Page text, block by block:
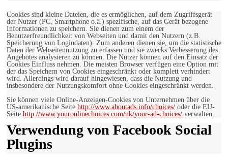
Cookies sind kleine Dateien, die es ermöglichen, auf dem Zugriffsgerät
der Nutzer (PC, Smartphone o.ä.) spezifische, auf das Gerät bezogene
Informationen zu speichern. Sie dienen zum einem der
Benutzerfreundlichkeit von Webseiten und damit den Nutzern (z.B.
Speicherung von Logindaten). Zum anderen dienen sie, um die statistische
Daten der Webseitennutzung zu erfassen und sie zwecks Verbesserung des
Angebotes analysieren zu können. Die Nutzer können auf den Einsatz der
Cookies Einfluss nehmen. Die meisten Browser verfügen eine Option mit
der das Speichern von Cookies eingeschränkt oder komplett verhindert
wird. Allerdings wird darauf hingewiesen, dass die Nutzung und
insbesondere der Nutzungskomfort ohne Cookies eingeschränkt werden.
Sie können viele Online-Anzeigen-Cookies von Unternehmen über die
US-amerikanische Seite http://www.aboutads.info/choices/ oder die EU-
Seite http://www.youronlinechoices.com/uk/your-ad-choices/ verwalten.
Verwendung von Facebook Social
Plugins